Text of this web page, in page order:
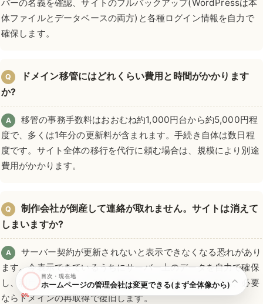
バーの名義を確認、サイトのフルバックアップ(WordPressは本
体ファイルとデータベースの両方)と各種ログイン情報を自力で
確保します。
Q
ドメイン移管にはどれくらい費用と時間がかかります
か?
A
移管の事務手数料はおおむね約1,000円台から約5,000円程
度で、多くは1年分の更新料が含まれます。手続き自体は数日程
度です。サイト全体の移行を代行に頼む場合は、規模により別途
費用がかかります。
Q
制作会社が倒産して連絡が取れません。サイトは消えて
しまいますか?
A
サーバー契約が更新されないと表示できなくなる恐れがあり
ます。今表示できているうちにサーバー上のデータを自力で確保
し、利用中のサーバー会社へ事情を伝えて契約状況を確認、必要
ならドメインの再取得で復旧します。
0%
目次・現在地
ホームページの管理会社は変更できる(まず全体像から)